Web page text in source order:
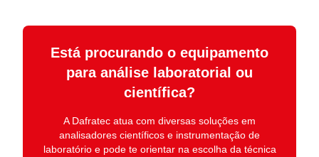
Está procurando o equipamento
para análise laboratorial ou
científica?
A Dafratec atua com diversas soluções em
analisadores científicos e instrumentação de
laboratórioe pode te orientar na escolha da técnica